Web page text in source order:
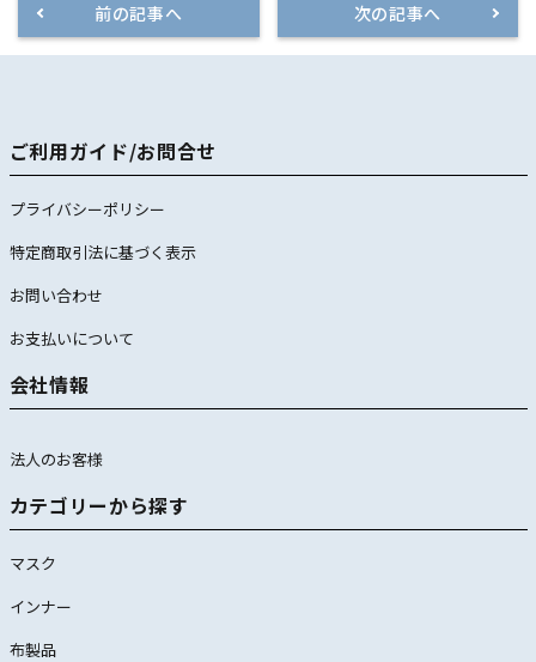
前の記事へ 次の記事へ
ご利用ガイド/お問合せ
プライバシーポリシー
特定商取引法に基づく表示
お問い合わせ
お支払いについて
会社情報
法人のお客様
カテゴリーから探す
マスク
インナー
布製品